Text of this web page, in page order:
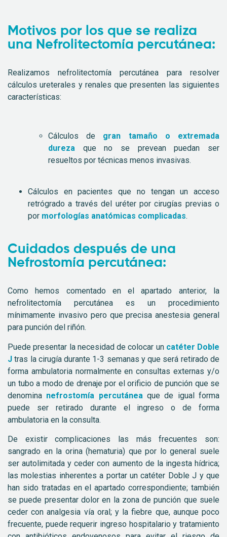
Motivos por los que se realiza
una Nefrolitectomía percutánea:
Realizamos nefrolitectomía percutánea para resolver
cálculos ureterales y renales que presenten las siguientes
características:
Cálculos de gran tamaño o extremada
dureza que no se prevean puedan ser
resueltos por técnicas menos invasivas.
Cálculos en pacientes que no tengan un acceso
retrógrado a través del uréter por cirugías previas o
por morfologías anatómicas complicadas.
Cuidados después de una
Nefrostomía percutánea:
Como hemos comentado en el apartado anterior, la
nefrolitectomía percutánea es un procedimiento
mínimamente invasivo pero que precisa anestesia general
para punción del riñón.
Puede presentar la necesidad de colocar un catéter Doble
J tras la cirugía durante 1-3 semanas y que será retirado de
forma ambulatoria normalmente en consultas externas y/o
un tubo a modo de drenaje por el orificio de punción que se
denomina nefrostomía percutánea que de igual forma
puede ser retirado durante el ingreso o de forma
ambulatoria en la consulta.
De existir complicaciones las más frecuentes son:
sangrado en la orina (hematuria) que por lo general suele
ser autolimitada y ceder con aumento de la ingesta hídrica;
las molestias inherentes a portar un catéter Doble J y que
han sido tratadas en el apartado correspondiente; también
se puede presentar dolor en la zona de punción que suele
ceder con analgesia vía oral; y la fiebre que, aunque poco
frecuente, puede requerir ingreso hospitalario y tratamiento